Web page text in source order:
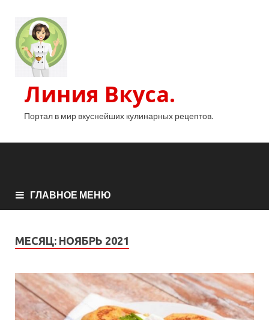
Линия Вкуса.
Портал в мир вкуснейших кулинарных рецептов.
ГЛАВНОЕ МЕНЮ
МЕСЯЦ: НОЯБРЬ 2021